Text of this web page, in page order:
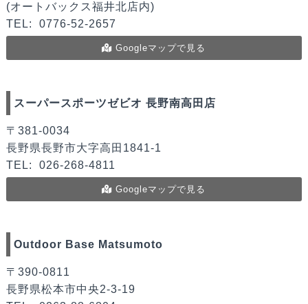
(オートバックス福井北店内)
TEL:
0776-52-2657
Googleマップで見る
スーパースポーツゼビオ 長野南高田店
〒381-0034
長野県長野市大字高田1841-1
TEL:
026-268-4811
Googleマップで見る
Outdoor Base Matsumoto
〒390-0811
長野県松本市中央2-3-19